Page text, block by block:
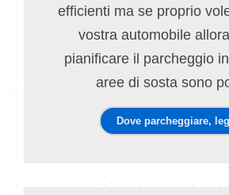
efficienti ma se proprio
vostra automobile
pianificare il parcheggio
aree di sosta sono
Dove parcheggiare,